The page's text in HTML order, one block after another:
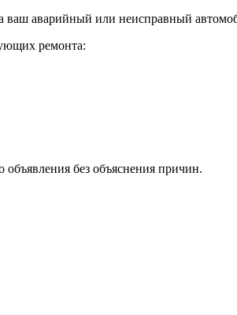
аварийный или неисправный
ремонта:
объявления без объяснения причин.